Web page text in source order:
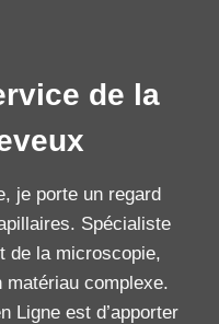
de la
je porte un regard
Spécialiste
de la microscopie,
matériau complexe.
Ligne est d’apporter